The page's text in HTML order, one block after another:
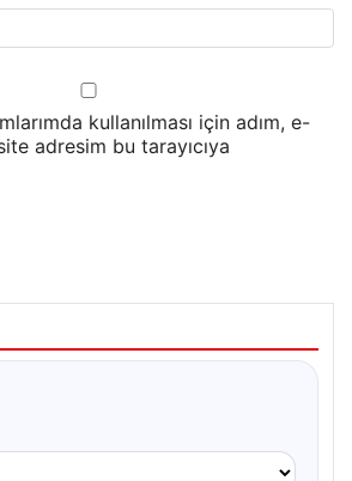
kullanılması için adım, e-
adresim bu tarayıcıya